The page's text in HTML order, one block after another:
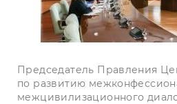
Председатель Правления
по развитию
межцивилизационного